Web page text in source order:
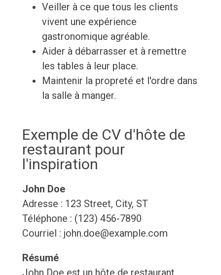
Veiller à ce que tous les clients
vivent une expérience
gastronomique agréable.
Aider à débarrasser et à remettre
les tables à leur place.
Maintenir la propreté et l'ordre dans
la salle à manger.
Exemple de CV d'hôte de
restaurant pour
l'inspiration
John Doe
Adresse : 123 Street, City, ST
Téléphone : (123) 456-7890
Courriel : john.doe@example.com
Résumé
John Doe est un hôte de restaurant